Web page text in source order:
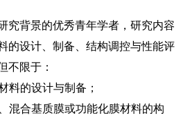
究背景的优秀青年学者，研究内容
的设计、制备、结构调控与性能评
不限于：
料的设计与制备；
混合基质膜或功能化膜材料的构